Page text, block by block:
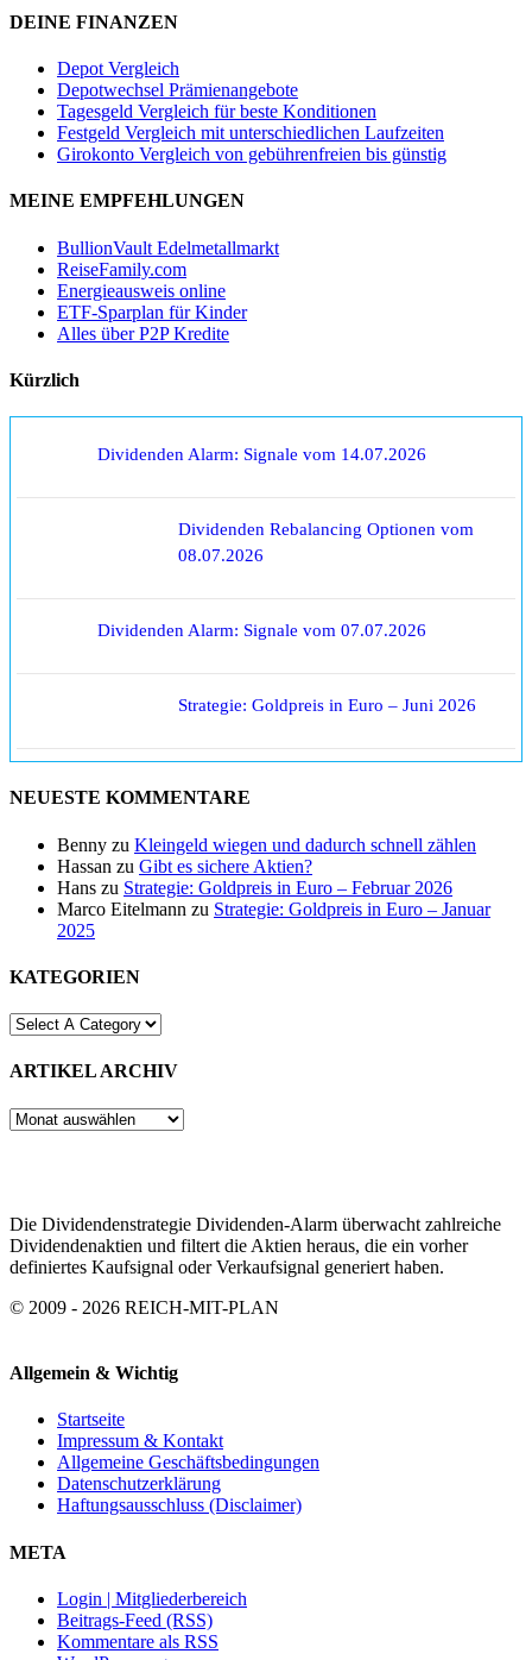
DEINE FINANZEN
Depot Vergleich
Depotwechsel Prämienangebote
Tagesgeld Vergleich für beste Konditionen
Festgeld Vergleich mit unterschiedlichen Laufzeiten
Girokonto Vergleich von gebührenfreien bis günstig
MEINE EMPFEHLUNGEN
BullionVault Edelmetallmarkt
ReiseFamily.com
Energieausweis online
ETF-Sparplan für Kinder
Alles über P2P Kredite
Kürzlich
Dividenden Alarm: Signale vom 14.07.2026
Dividenden Rebalancing Optionen vom
08.07.2026
Dividenden Alarm: Signale vom 07.07.2026
Strategie: Goldpreis in Euro – Juni 2026
NEUESTE KOMMENTARE
Benny zu Kleingeld wiegen und dadurch schnell zählen
Hassan zu Gibt es sichere Aktien?
Hans zu Strategie: Goldpreis in Euro – Februar 2026
Marco Eitelmann zu Strategie: Goldpreis in Euro – Januar
2025
KATEGORIEN
ARTIKEL ARCHIV
ARTIKEL
Die Dividendenstrategie Dividenden-Alarm überwacht zahlreiche
Dividendenaktien und filtert die Aktien heraus, die ein vorher
definiertes Kaufsignal oder Verkaufsignal generiert haben.
© 2009 - 2026 REICH-MIT-PLAN
Allgemein & Wichtig
Startseite
Impressum & Kontakt
Allgemeine Geschäftsbedingungen
Datenschutzerklärung
Haftungsausschluss (Disclaimer)
META
Login | Mitgliederbereich
Beitrags-Feed (RSS)
Kommentare als RSS